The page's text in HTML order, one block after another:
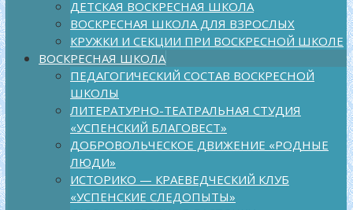
ДЕТСКАЯ ВОСКРЕСНАЯ ШКОЛА
ВОСКРЕСНАЯ ШКОЛА ДЛЯ ВЗРОСЛЫХ
КРУЖКИ И СЕКЦИИ ПРИ ВОСКРЕСНОЙ ШКОЛЕ
ВОСКРЕСНАЯ ШКОЛА
ПЕДАГОГИЧЕСКИЙ СОСТАВ ВОСКРЕСНОЙ
ШКОЛЫ
ЛИТЕРАТУРНО-ТЕАТРАЛЬНАЯ СТУДИЯ
«УСПЕНСКИЙ БЛАГОВЕСТ»
ДОБРОВОЛЬЧЕСКОЕ ДВИЖЕНИЕ «РОДНЫЕ
ЛЮДИ»
ИСТОРИКО — КРАЕВЕДЧЕСКИЙ КЛУБ
«УСПЕНСКИЕ СЛЕДОПЫТЫ»